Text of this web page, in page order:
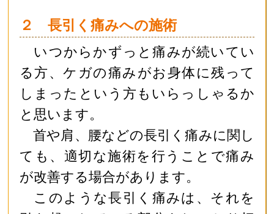
２ 長引く痛みへの施術
いつからかずっと痛みが続いてい
る方、ケガの痛みがお身体に残って
しまったという方もいらっしゃるか
と思います。
首や肩、腰などの長引く痛みに関し
ても、適切な施術を行うことで痛み
が改善する場合があります。
このような長引く痛みは、それを